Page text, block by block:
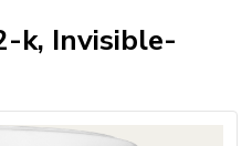
k, Invisible-